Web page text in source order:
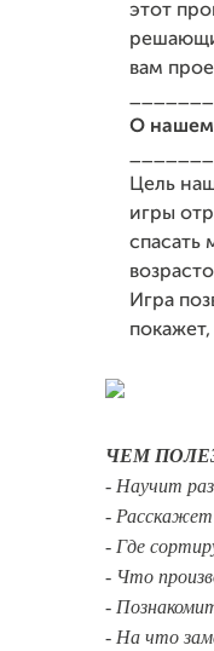
этот
вам
О нашем
Цель
игры
спасать
Игра
ЧЕМ
- Научит
- Расскажет
- Где
- Что
-
- На что